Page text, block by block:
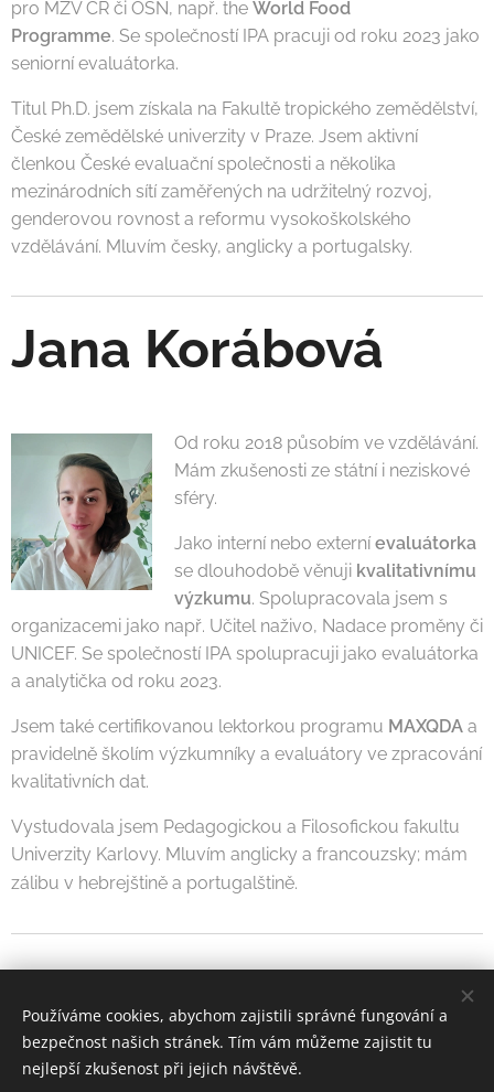
pro MZV ČR či OSN, např. the World Food
Programme. Se společností IPA pracuji od roku 2023 jako
seniorní evaluátorka.
Titul Ph.D. jsem získala na Fakultě tropického zemědělství,
České zemědělské univerzity v Praze. Jsem aktivní
členkou České evaluační společnosti a několika
mezinárodních sítí zaměřených na udržitelný rozvoj,
genderovou rovnost a reformu vysokoškolského
vzdělávání. Mluvím česky, anglicky a portugalsky.
Jana Korábová
Od roku 2018 působím ve vzdělávání.
Mám zkušenosti ze státní i neziskové
sféry.
Jako interní nebo externí evaluátorka
se dlouhodobě věnuji kvalitativnímu
výzkumu. Spolupracovala jsem s
organizacemi jako např. Učitel naživo, Nadace proměny či
UNICEF. Se společností IPA spolupracuji jako evaluátorka
a analytička od roku 2023.
Jsem také certifikovanou lektorkou programu MAXQDA a
pravidelně školím výzkumníky a evaluátory ve zpracování
kvalitativních dat.
Vystudovala jsem Pedagogickou a Filosofickou fakultu
Univerzity Karlovy. Mluvím anglicky a francouzsky; mám
zálibu v hebrejštině a portugalštině.
© 2026 Evaluace.com | Všechna práva vyhrazena.
GDPR Cookies
Používáme cookies, abychom zajistili správné fungování a
bezpečnost našich stránek. Tím vám můžeme zajistit tu
nejlepší zkušenost při jejich návštěvě.